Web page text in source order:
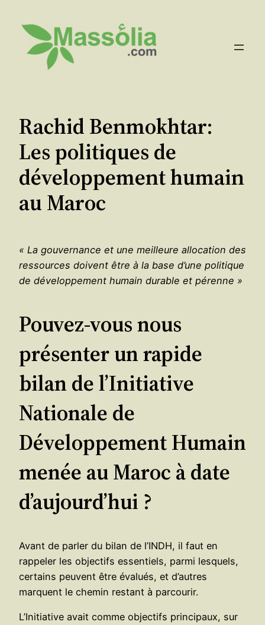
contenu
Rachid Benmokhtar:
Les politiques de
développement humain
au Maroc
« La gouvernance et une meilleure allocation des
ressources doivent être à la base d’une politique
de développement humain durable et pérenne »
Pouvez-vous nous
présenter un rapide
bilan de l’Initiative
Nationale de
Développement Humain
menée au Maroc à date
d’aujourd’hui ?
Avant de parler du bilan de l’INDH, il faut en
rappeler les objectifs essentiels, parmi lesquels,
certains peuvent être évalués, et d’autres
marquent le chemin restant à parcourir.
L’Initiative avait comme objectifs principaux, sur